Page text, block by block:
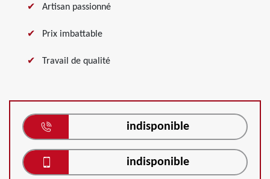
Artisan passionné
Prix imbattable
Travail de qualité
indisponible
indisponible